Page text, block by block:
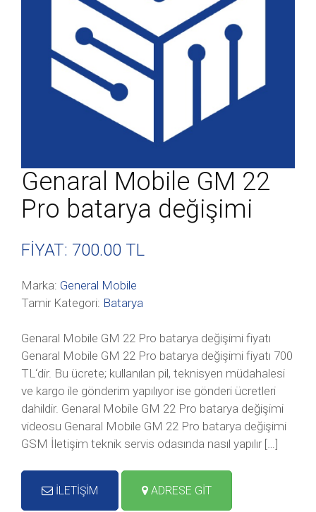
Genaral Mobile GM 22
Pro batarya değişimi
FİYAT: 700.00 TL
Marka: General Mobile
Tamir Kategori: Batarya
Genaral Mobile GM 22 Pro batarya değişimi fiyatı
Genaral Mobile GM 22 Pro batarya değişimi fiyatı 700
TL‘dir. Bu ücrete; kullanılan pil, teknisyen müdahalesi
ve kargo ile gönderim yapılıyor ise gönderi ücretleri
dahildir. Genaral Mobile GM 22 Pro batarya değişimi
videosu Genaral Mobile GM 22 Pro batarya değişimi
GSM İletişim teknik servis odasında nasıl yapılır […]
İLETİŞİM ADRESE GİT